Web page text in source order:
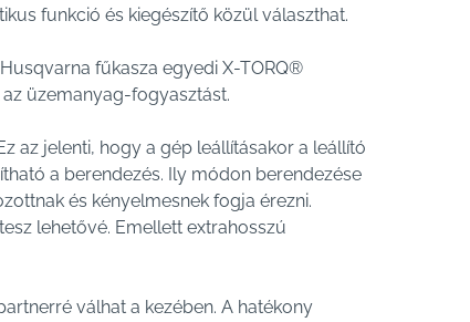
funkció és kiegészítő közül választhat.
fűkasza egyedi X-TORQ®
üzemanyag-fogyasztást.
az jelenti, hogy a gép leállításakor a leállító
a berendezés. Ily módon berendezése
és kényelmesnek fogja érezni.
lehetővé. Emellett extrahosszú
válhat a kezében. A hatékony